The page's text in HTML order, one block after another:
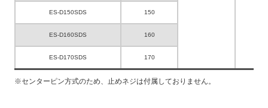
ES-D150SDS 150
ES-D160SDS 160
ES-D170SDS 170
※センターピン方式のため、止めネジは付属しておりません。